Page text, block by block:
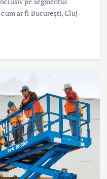
ar fi București, Cluj-